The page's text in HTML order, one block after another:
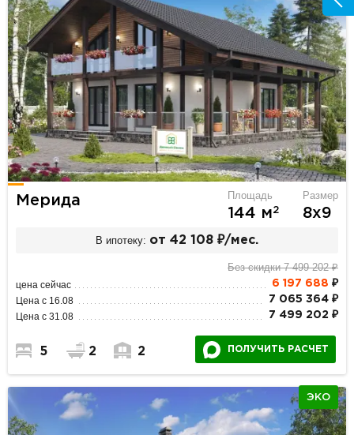
Мерида Площадь
144 м2
Размер
8х9
В ипотеку: от 42 108 ₽/мес.
Без скидки 7 499 202 ₽
цена сейчас 6 197 688 ₽
Цена с 16.08 7 065 364 ₽
Цена с 31.08 7 499 202 ₽
5 2 2 ПОЛУЧИТЬ РАСЧЕТ
ЭКО